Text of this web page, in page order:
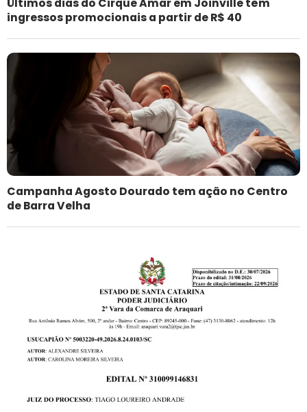
Últimos dias do Cirque Amar em Joinville têm
ingressos promocionais a partir de R$ 40
Campanha Agosto Dourado tem ação no Centro
de Barra Velha